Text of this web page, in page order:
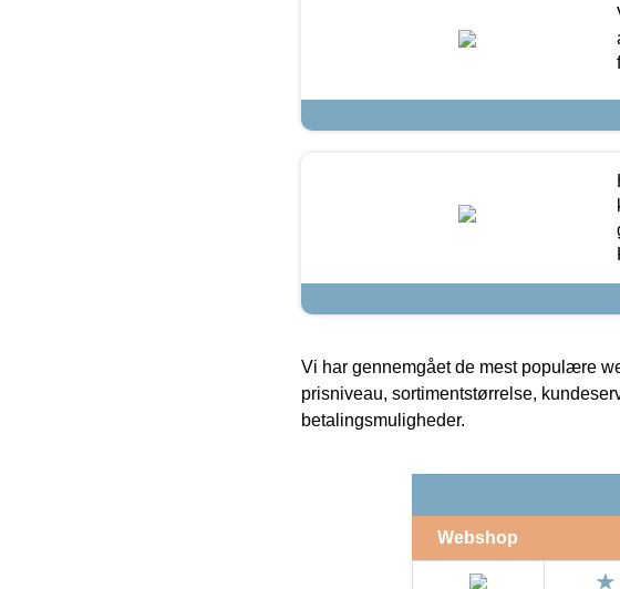
Vi har gennemgået de mest populære
prisniveau, sortimentstørrelse,
betalingsmuligheder.
Webshop